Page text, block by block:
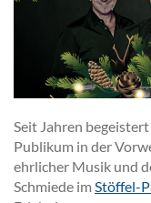
Seit Jahren
Publikum in der
ehrlicher Musik und
Schmiede im Stöffel-